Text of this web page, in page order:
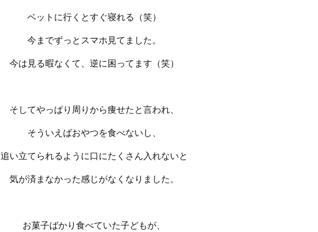
ベットに行くとすぐ寝れる（笑）
今までずっとスマホ見てました。
今は見る暇なくて、逆に困ってます（笑）
そしてやっぱり周りから痩せたと言われ、
そういえばおやつを食べないし、
追い立てられるように口にたくさん入れないと
気が済まなかった感じがなくなりました。
お菓子ばかり食べていた子どもが、